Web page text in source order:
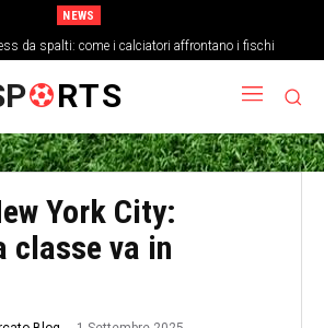
NEWS
da spalti: come i calciatori affrontano i fischi
difesa a tre: blocco basso e transizioni veloci
RTS
York City:
classe va in